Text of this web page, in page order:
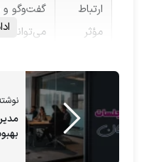
ارتباط
مؤثر
گفت‌وگو و
می‌تواند
مرزهای
شخصی
مهم است
مشخص
کنید.